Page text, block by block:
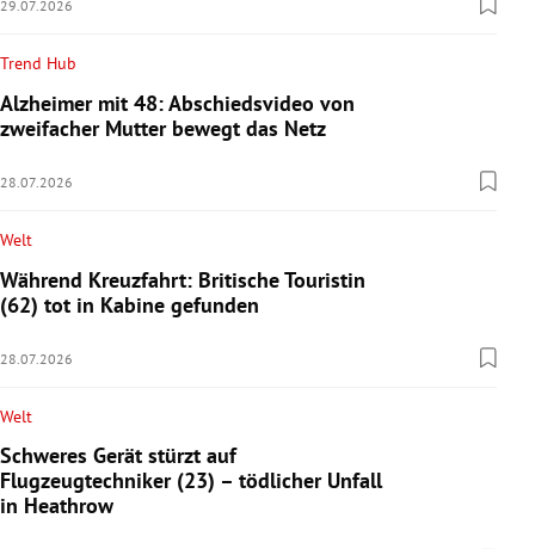
29.07.2026
Trend Hub
Alzheimer mit 48: Abschiedsvideo von
zweifacher Mutter bewegt das Netz
28.07.2026
Welt
Während Kreuzfahrt: Britische Touristin
(62) tot in Kabine gefunden
28.07.2026
Welt
Schweres Gerät stürzt auf
Flugzeugtechniker (23) – tödlicher Unfall
in Heathrow